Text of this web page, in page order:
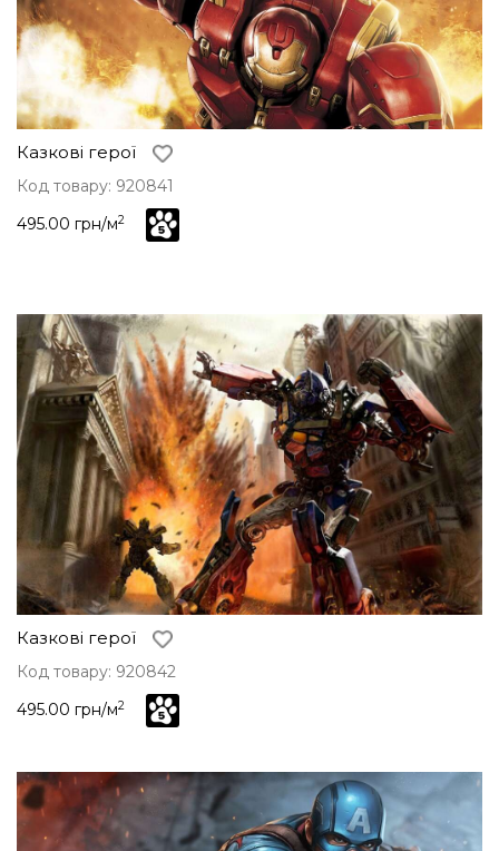
Казкові герої
Код товару: 920841
495.00 грн/м2
Казкові герої
Код товару: 920842
495.00 грн/м2